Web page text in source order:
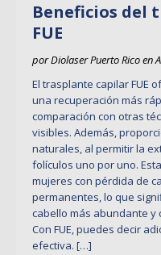
Beneficios del
FUE
por Diolaser Puerto Rico en
El trasplante capilar FUE
una recuperación más
comparación con otras
visibles. Además,
naturales, al permitir la
folículos uno por uno.
mujeres con pérdida de
permanentes, lo que
cabello más abundante
Con FUE, puedes decir
efectiva. […]